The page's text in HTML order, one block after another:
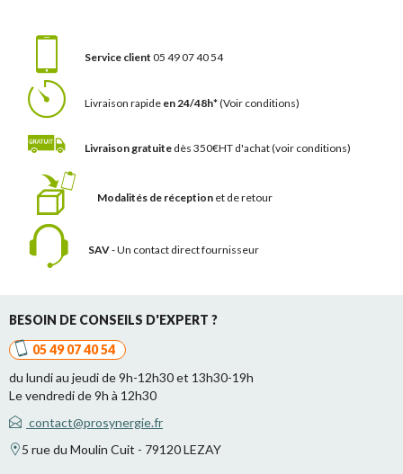
Service client 05 49 07 40 54
Livraison rapide en 24/48h*(Voir conditions)
Livraison gratuite dès 350€HT d'achat(voir conditions)
Modalités de réception et de retour
SAV- Un contact direct fournisseur
BESOIN DE CONSEILS D'EXPERT ?
05 49 07 40 54
du lundi au jeudi de 9h-12h30 et 13h30-19h
Le vendredi de 9h à 12h30
contact@prosynergie.fr
5 rue du Moulin Cuit - 79120 LEZAY